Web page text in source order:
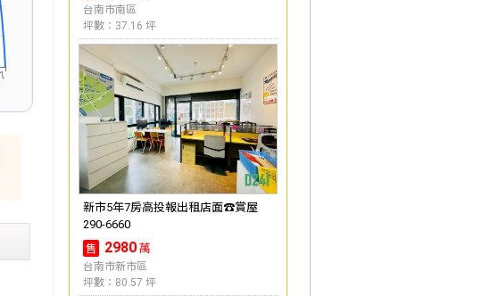
台南市南區
坪數：37.16 坪
新市5年7房高投報出租店面☎️賞屋
290-6660
售 2980 萬
台南市新市區
坪數：80.57 坪